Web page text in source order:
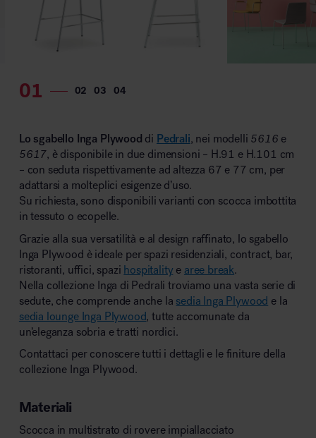
Lo sgabello Inga Plywood di Pedrali, nei modelli 5616 e
5617, è disponibile in due dimensioni – H.91 e H.101 cm
– con seduta rispettivamente ad altezza 67 e 77 cm, per
adattarsi a molteplici esigenze d’uso.
Su richiesta, sono disponibili varianti con scocca imbottita
in tessuto o ecopelle.
Grazie alla sua versatilità e al design raffinato, lo sgabello
Inga Plywood è ideale per spazi residenziali, contract, bar,
ristoranti, uffici, spazi hospitality e aree break.
Nella collezione Inga di Pedrali troviamo una vasta serie di
sedute, che comprende anche la sedia Inga Plywood e la
sedia lounge Inga Plywood, tutte accomunate da
un’eleganza sobria e tratti nordici.
Contattaci per conoscere tutti i dettagli e le finiture della
collezione Inga Plywood.
Materiali
Scocca in multistrato di rovere impiallacciato